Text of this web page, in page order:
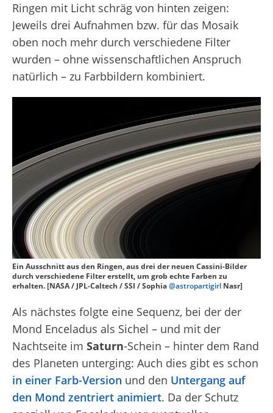
Ringen mit Licht schräg von hinten zeigen:
Jeweils drei Aufnahmen bzw. für das Mosaik
oben noch mehr durch verschiedene Filter
wurden – ohne wissenschaftlichen Anspruch
natürlich – zu Farbbildern kombiniert.
Ein Ausschnitt aus den Ringen, aus drei der neuen Cassini-Bilder
durch verschiedene Filter erstellt, um grob echte Farben zu
erhalten. [NASA / JPL-Caltech / SSI / Sophia@astropartigirl Nasr]
Als nächstes folgte eine Sequenz, bei der der
Mond Enceladus als Sichel – und mit der
Nachtseite im Saturn-Schein – hinter dem Rand
des Planeten unterging: Auch dies gibt es schon
in einer Farb-Version und den Untergang auf
den Mond zentriert animiert. Da der Schutz